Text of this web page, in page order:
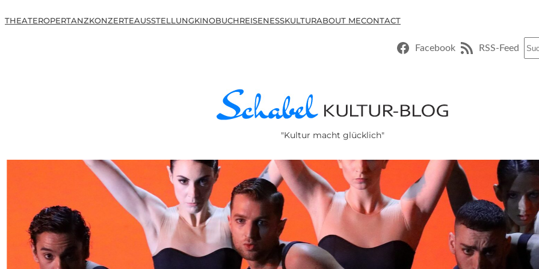
THEATEROPERTANZKONZERTEAUSSTELLUNGKINOBUCHREISENESSKULTURABOUT MECONTACT
Facebook RSS-Feed
"Kultur macht glücklich"